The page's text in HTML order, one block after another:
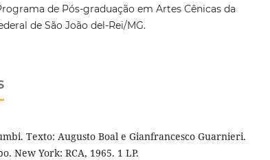
de Pós-graduação em Artes Cênicas da
de São João del-Rei/MG.
Texto: Augusto Boal e Gianfrancesco Guarnieri.
New York: RCA, 1965. 1 LP.